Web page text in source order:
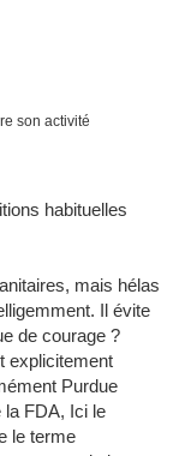
son activité
habituelles
mais hélas
Il évite
de courage ?
explicitement
Purdue
la FDA, Ici le
le terme